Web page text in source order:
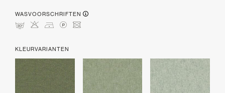
WASVOORSCHRIFTEN
mHDLU
KLEURVARIANTEN